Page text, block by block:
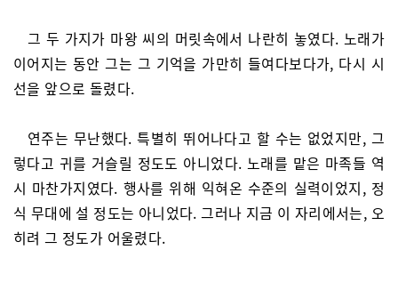
그 두 가지가 마왕 씨의 머릿속에서 나란히 놓였다. 노래가
이어지는 동안 그는 그 기억을 가만히 들여다보다가, 다시 시
선을 앞으로 돌렸다.
연주는 무난했다. 특별히 뛰어나다고 할 수는 없었지만, 그
렇다고 귀를 거슬릴 정도도 아니었다. 노래를 맡은 마족들 역
시 마찬가지였다. 행사를 위해 익혀온 수준의 실력이었지, 정
식 무대에 설 정도는 아니었다. 그러나 지금 이 자리에서는, 오
히려 그 정도가 어울렸다.